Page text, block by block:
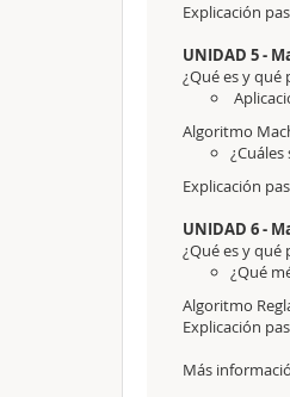
Explicación
UNIDAD 5 -
¿Qué es y qué
Algoritmo
Explicación
UNIDAD 6 -
¿Qué es y qué
¿Qué
Algoritmo
Explicación
Más